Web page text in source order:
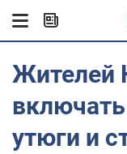
Жителей
утюги и